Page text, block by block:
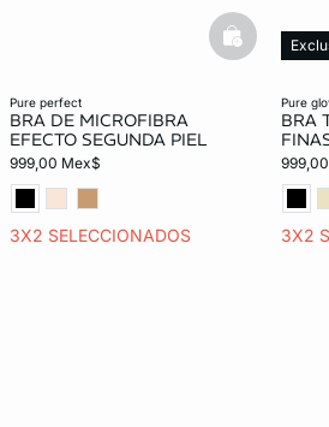
pure perfect
BRA DE MICROFIBRA
EFECTO SEGUNDA PIEL
999,00 Mex$
3X2 SELECCIONADOS
basketfull
pure
BRA
3X2